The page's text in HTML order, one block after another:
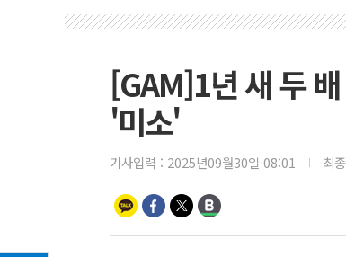
[GAM]1년 새 두
'미소'
기사입력 : 2025년09월30일 08:01 최